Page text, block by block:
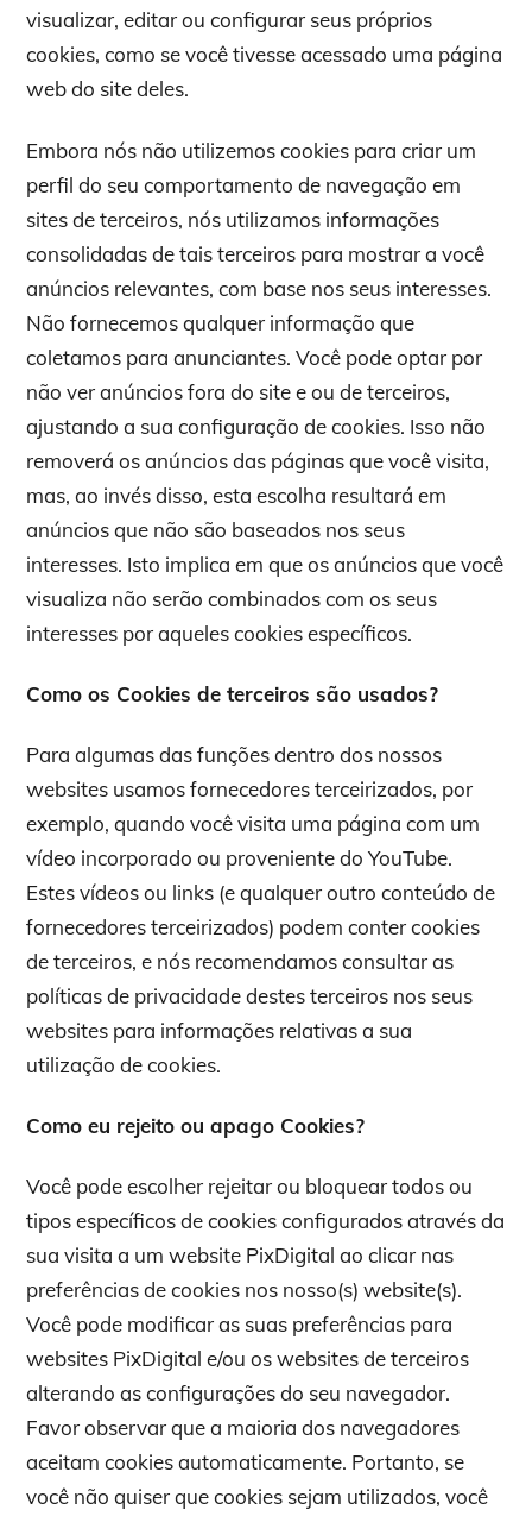
visualizar, editar ou configurar seus próprios
cookies, como se você tivesse acessado uma página
web do site deles.
Embora nós não utilizemos cookies para criar um
perfil do seu comportamento de navegação em
sites de terceiros, nós utilizamos informações
consolidadas de tais terceiros para mostrar a você
anúncios relevantes, com base nos seus interesses.
Não fornecemos qualquer informação que
coletamos para anunciantes. Você pode optar por
não ver anúncios fora do site e ou de terceiros,
ajustando a sua configuração de cookies. Isso não
removerá os anúncios das páginas que você visita,
mas, ao invés disso, esta escolha resultará em
anúncios que não são baseados nos seus
interesses. Isto implica em que os anúncios que você
visualiza não serão combinados com os seus
interesses por aqueles cookies específicos.
Como os Cookies de terceiros são usados?
Para algumas das funções dentro dos nossos
websites usamos fornecedores terceirizados, por
exemplo, quando você visita uma página com um
vídeo incorporado ou proveniente do YouTube.
Estes vídeos ou links (e qualquer outro conteúdo de
fornecedores terceirizados) podem conter cookies
de terceiros, e nós recomendamos consultar as
políticas de privacidade destes terceiros nos seus
websites para informações relativas a sua
utilização de cookies.
Como eu rejeito ou apago Cookies?
Você pode escolher rejeitar ou bloquear todos ou
tipos específicos de cookies configurados através da
sua visita a um website PixDigital ao clicar nas
preferências de cookies nos nosso(s) website(s).
Você pode modificar as suas preferências para
websites PixDigital e/ou os websites de terceiros
alterando as configurações do seu navegador.
Favor observar que a maioria dos navegadores
aceitam cookies automaticamente. Portanto, se
você não quiser que cookies sejam utilizados, você